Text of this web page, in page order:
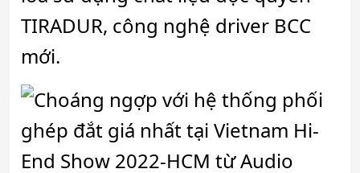
TIRADUR, công nghệ driver BCC
mới.